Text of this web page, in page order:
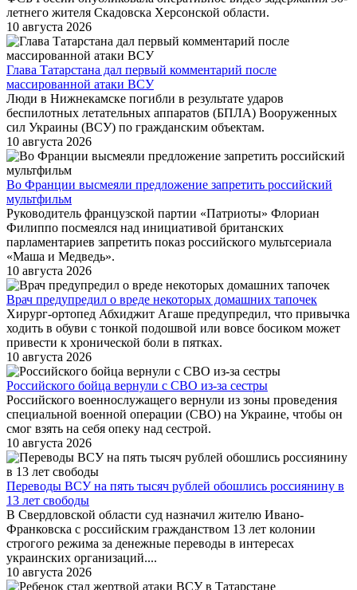
летнего жителя Скадовска Херсонской области.
10 августа 2026
Глава Татарстана дал первый комментарий после
массированной атаки ВСУ
Люди в Нижнекамске погибли в результате ударов
беспилотных летательных аппаратов (БПЛА) Вооруженных
сил Украины (ВСУ) по гражданским объектам.
10 августа 2026
Во Франции высмеяли предложение запретить российский
мультфильм
Руководитель французской партии «Патриоты» Флориан
Филиппо посмеялся над инициативой британских
парламентариев запретить показ российского мультсериала
«Маша и Медведь».
10 августа 2026
Врач предупредил о вреде некоторых домашних тапочек
Хирург-ортопед Абхиджит Агаше предупредил, что привычка
ходить в обуви с тонкой подошвой или вовсе босиком может
привести к хронической боли в пятках.
10 августа 2026
Российского бойца вернули с СВО из-за сестры
Российского военнослужащего вернули из зоны проведения
специальной военной операции (СВО) на Украине, чтобы он
смог взять на себя опеку над сестрой.
10 августа 2026
Переводы ВСУ на пять тысяч рублей обошлись россиянину в
13 лет свободы
В Свердловской области суд назначил жителю Ивано-
Франковска с российским гражданством 13 лет колонии
строгого режима за денежные переводы в интересах
украинских организаций....
10 августа 2026